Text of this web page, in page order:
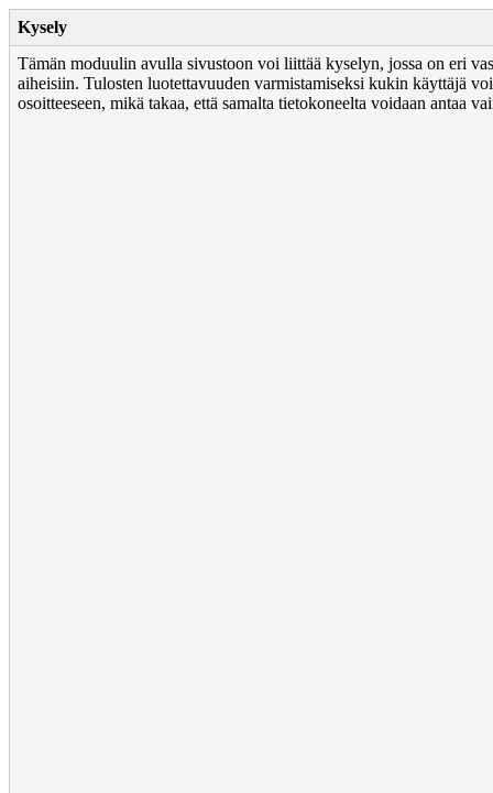
Kysely
Tämän moduulin avulla sivustoon voi liittää kyselyn, jossa on eri
aiheisiin. Tulosten luotettavuuden varmistamiseksi kukin käyttäjä
osoitteeseen, mikä takaa, että samalta tietokoneelta voidaan antaa